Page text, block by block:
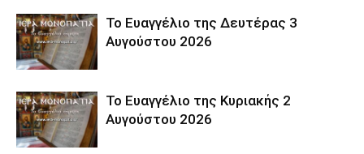
Το Ευαγγέλιο της Δευτέρας 3
Αυγούστου 2026
Το Ευαγγέλιο της Κυριακής 2
Αυγούστου 2026